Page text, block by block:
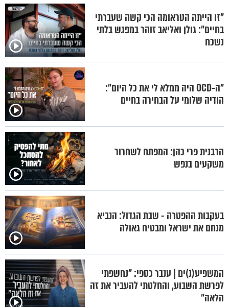
"זו הייתה הטראומה הכי קשה שעברתי
בחיים": גולן ואליאב זוהר במפגש בלתי
נשכח
"ה-OCD היה ממלא לי את כל היום":
הודיה שלומי על הבחירה בחיים
הרבנית פרי כהן: המפתח לשחרור
משקעים בנפש
בעקבות ההפטרה - שבת הגדול: הנביא
מנחם את ישראל ומבטיח גאולה
המשפיע(נ)ים | ענבר כספי: "נחשפתי
לפרשת השבוע, והחלטתי להעביר את זה
הלאה"